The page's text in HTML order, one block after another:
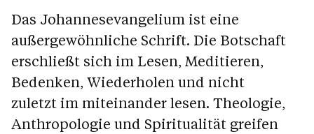
Das Johannesevangelium ist eine
außergewöhnliche Schrift. Die Botschaft
erschließt sich im Lesen, Meditieren,
Bedenken, Wiederholen und nicht
zuletzt im miteinander lesen. Theologie,
Anthropologie und Spiritualität greifen